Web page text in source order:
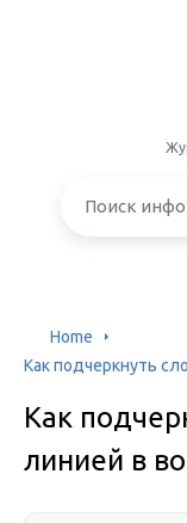
Home
Как подчеркнуть
Как
линией в